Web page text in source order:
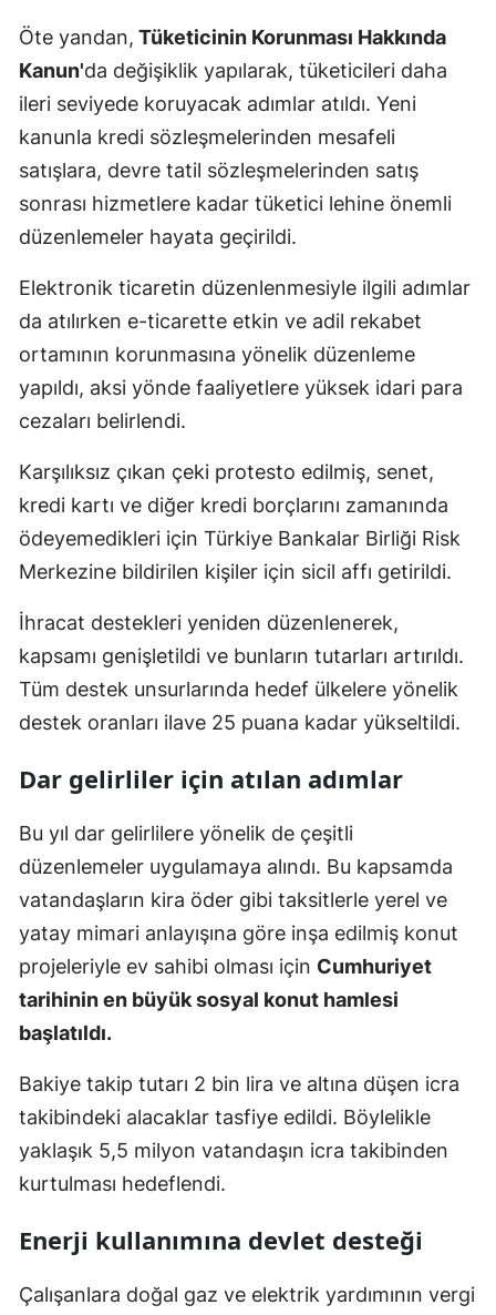
Öte yandan, Tüketicinin Korunması Hakkında
Kanun'da değişiklik yapılarak, tüketicileri daha
ileri seviyede koruyacak adımlar atıldı. Yeni
kanunla kredi sözleşmelerinden mesafeli
satışlara, devre tatil sözleşmelerinden satış
sonrası hizmetlere kadar tüketici lehine önemli
düzenlemeler hayata geçirildi.
Elektronik ticaretin düzenlenmesiyle ilgili adımlar
da atılırken e-ticarette etkin ve adil rekabet
ortamının korunmasına yönelik düzenleme
yapıldı, aksi yönde faaliyetlere yüksek idari para
cezaları belirlendi.
Karşılıksız çıkan çeki protesto edilmiş, senet,
kredi kartı ve diğer kredi borçlarını zamanında
ödeyemedikleri için Türkiye Bankalar Birliği Risk
Merkezine bildirilen kişiler için sicil affı getirildi.
İhracat destekleri yeniden düzenlenerek,
kapsamı genişletildi ve bunların tutarları artırıldı.
Tüm destek unsurlarında hedef ülkelere yönelik
destek oranları ilave 25 puana kadar yükseltildi.
Dar gelirliler için atılan adımlar
Bu yıl dar gelirlilere yönelik de çeşitli
düzenlemeler uygulamaya alındı. Bu kapsamda
vatandaşların kira öder gibi taksitlerle yerel ve
yatay mimari anlayışına göre inşa edilmiş konut
projeleriyle ev sahibi olması için Cumhuriyet
tarihinin en büyük sosyal konut hamlesi
başlatıldı.
Bakiye takip tutarı 2 bin lira ve altına düşen icra
takibindeki alacaklar tasfiye edildi. Böylelikle
yaklaşık 5,5 milyon vatandaşın icra takibinden
kurtulması hedeflendi.
Enerji kullanımına devlet desteği
Çalışanlara doğal gaz ve elektrik yardımının vergi